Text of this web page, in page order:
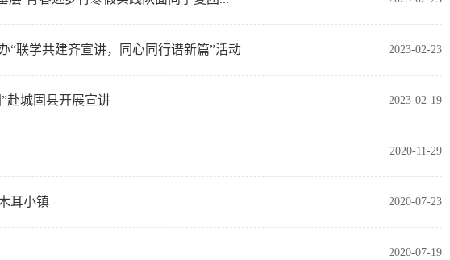
2023-02-23
“联学共建齐宣讲，同心同行谱新篇”活动
2023-02-19
赴城固县开展宣讲
2020-11-29
2020-07-23
耳小镇
2020-07-19